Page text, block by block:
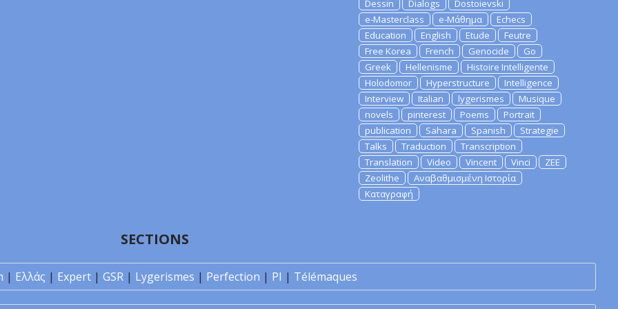
Dessin
Dialogs
Dostoievski
e-Masterclass
e-Μάθημα
Echecs
Education
English Etude
Feutre
Free Korea
French Genocide
Go
Greek
Hellenisme
Histoire Intelligente
Holodomor
Hyperstructure
Intelligence
Interview
Italian lygerismes
Musique
novels
pinterest Poems
Portrait
publication
Sahara Spanish
Strategie
Talks
Traduction
Transcription
Translation
Video Vincent Vinci
ZEE
Zeolithe
Αναβαθμισμένη Ιστορία
Καταγραφή
SECTIONS
| Ελλάς | Expert | GSR | Lygerismes | Perfection | PI | Télémaques